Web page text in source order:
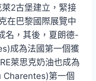
2古堡建立，緊接
在巴黎國際展覽中
名，其後，夏朗德-
成為法國第一個獲
萊思克奶油也成為
第一個